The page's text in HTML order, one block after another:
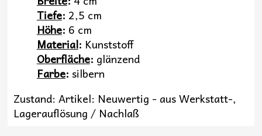
Tiefe: 2,5 cm
Höhe: 6 cm
Material: Kunststoff
Oberfläche: glänzend
Farbe: silbern
Zustand: Artikel: Neuwertig - aus Werkstatt-,
Lagerauflösung / Nachlaß